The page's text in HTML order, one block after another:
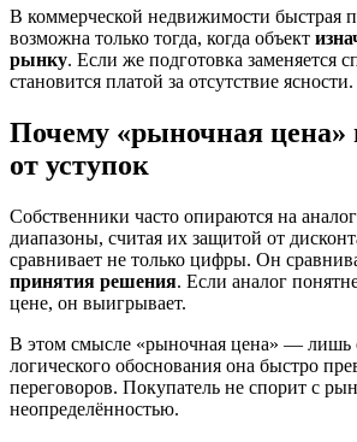
В коммерческой недвижимости быстрая
возможна только тогда, когда объект
рынку. Если же подготовка заменяется
становится платой за отсутствие ясности.
Почему «рыночная цена»
от уступок
Собственники часто опираются на
диапазоны, считая их защитой от
сравнивает не только цифры. Он
принятия решения. Если аналог
цене, он выигрывает.
В этом смысле «рыночная цена» — лишь
логического обоснования она быстро
переговоров. Покупатель не спорит с
неопределённостью.